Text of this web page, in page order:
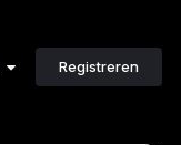
Registreren